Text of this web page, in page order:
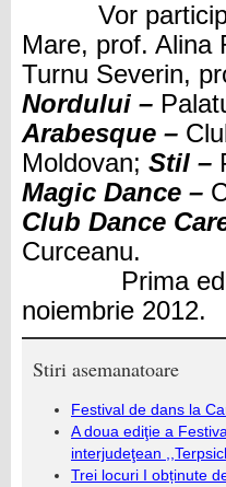
Vor participa
Mare, prof. Alina
Turnu Severin,
Nordului –
Arabesque –
Moldovan; Stil –
Magic Dance –
Club Dance
Curceanu.
Prima editie a
noiembrie 2012.
Stiri asemanatoare
Festival de dans la
A doua ediţie a
interjudeţean
Trei locuri I obținute